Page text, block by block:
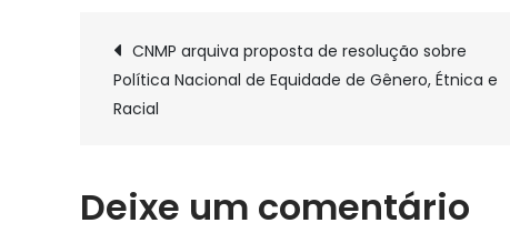
cargos
comissionados
Mato
Navegação
de
Post
CNMP arquiva proposta de resolução sobre
Política Nacional de Equidade de Gênero, Étnica e
Racial
Deixe um comentário